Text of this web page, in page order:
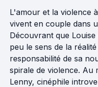
L'amour et la violence
vivent en couple dans
Découvrant que
peu le sens de la
responsabilité de sa
spirale de violence. Au
Lenny, cinéphile